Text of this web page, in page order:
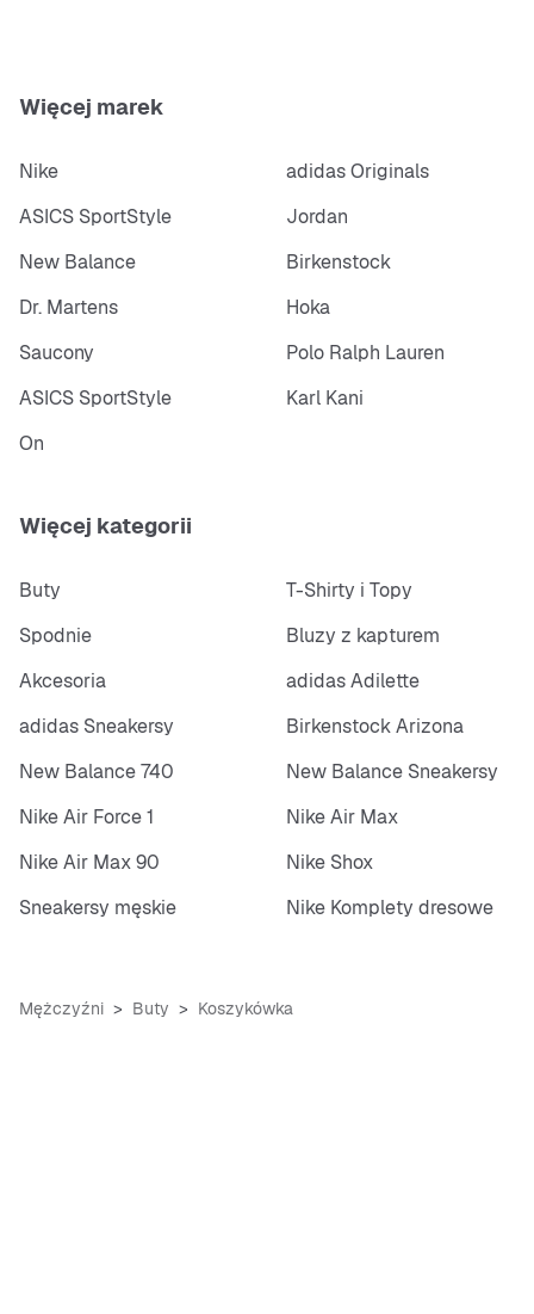
Więcej marek
Nike
adidas Originals
ASICS SportStyle
Jordan
New Balance
Birkenstock
Dr. Martens
Hoka
Saucony
Polo Ralph Lauren
ASICS SportStyle
Karl Kani
On
Więcej kategorii
Buty
T-Shirty i Topy
Spodnie
Bluzy z kapturem
Akcesoria
adidas Adilette
adidas Sneakersy
Birkenstock Arizona
New Balance 740
New Balance Sneakersy
Nike Air Force 1
Nike Air Max
Nike Air Max 90
Nike Shox
Sneakersy męskie
Nike Komplety dresowe
Mężczyźni Buty Koszykówka